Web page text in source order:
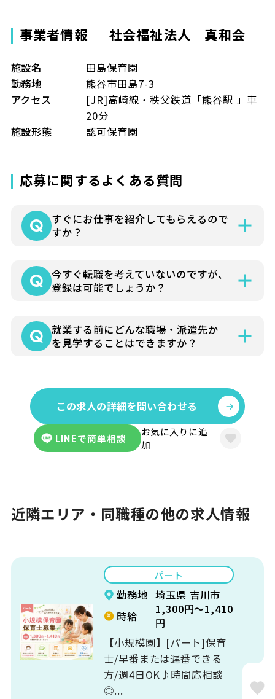
事業者情報 ｜ 社会福祉法人 真和会
施設名
田島保育園
勤務地
熊谷市田島7-3
アクセス
[JR]高崎線・秩父鉄道「熊谷駅 」車
20分
施設形態
認可保育園
応募に関するよくある質問
すぐにお仕事を紹介してもらえるので
すか？
コーディネーターよりお仕事の詳細をお電
話やメールでお知らせいたします。
今すぐ転職を考えていないのですが、
登録は可能でしょうか？
ださい。
就業する前にどんな職場・派遣先か
を見学することはできますか？
し、見学にゆくさ担当者が同行して、派遣
先に伺うことも可能です。
この求人の詳細を問い合わせる
LINEで簡単相談
お気に入りに追
加
近隣エリア・同職種の他の求人情報
パート
勤務地 埼玉県 吉川市
時給
1,300円～1,410
円
【小規模園】[パート]保育
士/早番または遅番できる
方/週4日OK♪時間応相談
◎...